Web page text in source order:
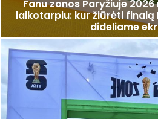
Fanu zonos Paryžiuje
laikotarpiu: kur žiūrėti finalą
dideliame